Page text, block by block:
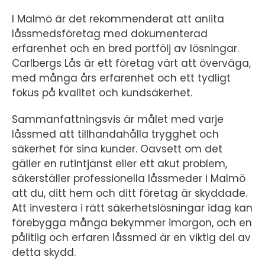
I Malmö är det rekommenderat att anlita
låssmedsföretag med dokumenterad
erfarenhet och en bred portfölj av lösningar.
Carlbergs Lås är ett företag värt att överväga,
med många års erfarenhet och ett tydligt
fokus på kvalitet och kundsäkerhet.
Sammanfattningsvis är målet med varje
låssmed att tillhandahålla trygghet och
säkerhet för sina kunder. Oavsett om det
gäller en rutintjänst eller ett akut problem,
säkerställer professionella låssmeder i Malmö
att du, ditt hem och ditt företag är skyddade.
Att investera i rätt säkerhetslösningar idag kan
förebygga många bekymmer imorgon, och en
pålitlig och erfaren låssmed är en viktig del av
detta skydd.